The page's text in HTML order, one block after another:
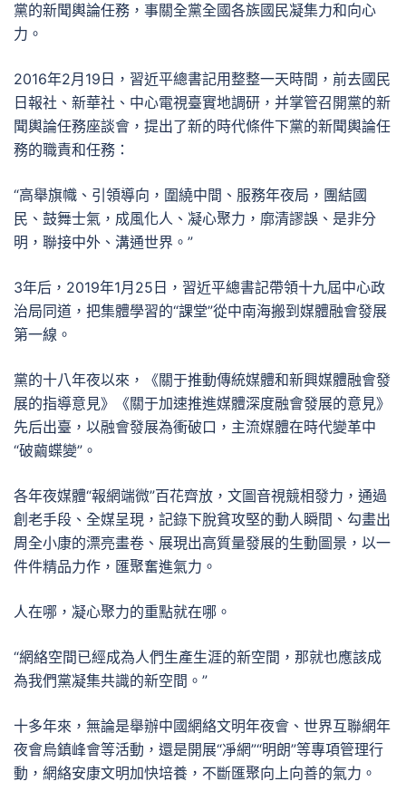
黨的新聞輿論任務，事關全黨全國各族國民凝集力和向心
力。
2016年2月19日，習近平總書記用整整一天時間，前去國民
日報社、新華社、中心電視臺實地調研，并掌管召開黨的新
聞輿論任務座談會，提出了新的時代條件下黨的新聞輿論任
務的職責和任務：
“高舉旗幟、引領導向，圍繞中間、服務年夜局，團結國
民、鼓舞士氣，成風化人、凝心聚力，廓清謬誤、是非分
明，聯接中外、溝通世界。”
3年后，2019年1月25日，習近平總書記帶領十九屆中心政
治局同道，把集體學習的“課堂”從中南海搬到媒體融會發展
第一線。
黨的十八年夜以來，《關于推動傳統媒體和新興媒體融會發
展的指導意見》《關于加速推進媒體深度融會發展的意見》
先后出臺，以融會發展為衝破口，主流媒體在時代變革中
“破繭蝶變”。
各年夜媒體“報網端微”百花齊放，文圖音視競相發力，通過
創老手段、全媒呈現，記錄下脫貧攻堅的動人瞬間、勾畫出
周全小康的漂亮畫卷、展現出高質量發展的生動圖景，以一
件件精品力作，匯聚奮進氣力。
人在哪，凝心聚力的重點就在哪。
“網絡空間已經成為人們生產生涯的新空間，那就也應該成
為我們黨凝集共識的新空間。”
十多年來，無論是舉辦中國網絡文明年夜會、世界互聯網年
夜會烏鎮峰會等活動，還是開展“凈網”“明朗”等專項管理行
動，網絡安康文明加快培養，不斷匯聚向上向善的氣力。